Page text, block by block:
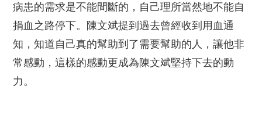
病患的需求是不能間斷的，自己理所當然地不能自
捐血之路停下。陳文斌提到過去曾經收到用血通
知，知道自己真的幫助到了需要幫助的人，讓他非
常感動，這樣的感動更成為陳文斌堅持下去的動
力。